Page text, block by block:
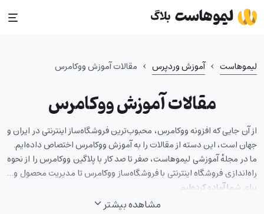
Skip
to
لیموهاست › آموزش وردپرس › مقالات آموزش ووکامرس
مقالات آموزش ووکامرس
از آن جایی که افزونه ووکامرس، محبوب‌ترین فروشگاه‌ساز اینترنتی در ایران و
جهان است، این دسته از مقالات را به آموزش ووکامرس اختصاص داده‌ایم.
ما در مجلهٔ آموزشی لیموهاست، صفر تا صد کار با پلاگین ووکامرس را از نحوه
راه‌اندازی فروشگاه اینترنتی با فروشگاه‌ساز ووکامرس تا مدیریت محصول و…
برای شما آماده کرده‌ایم.
مشاهده بیشتر